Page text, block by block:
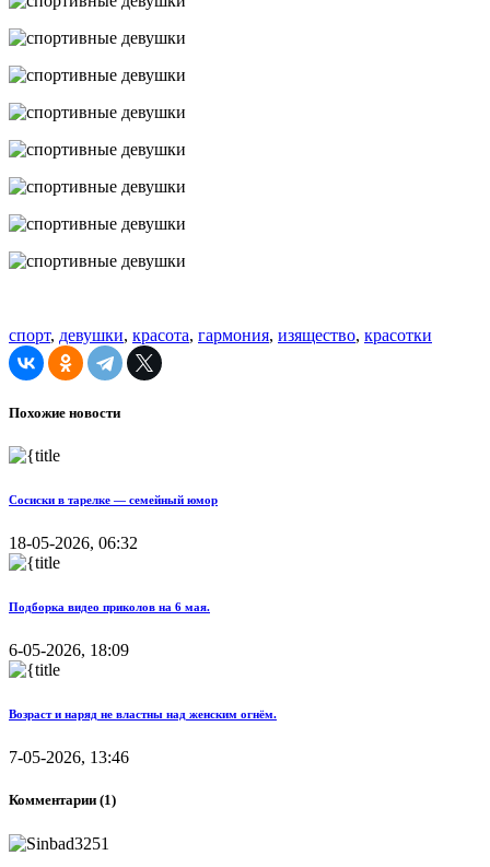
спорт, девушки, красота, гармония, изящество, красотки
Похожие новости
Сосиски в тарелке — семейный юмор
18-05-2026, 06:32
Подборка видео приколов на 6 мая.
6-05-2026, 18:09
Возраст и наряд не властны над женским огнём.
7-05-2026, 13:46
Комментарии (1)